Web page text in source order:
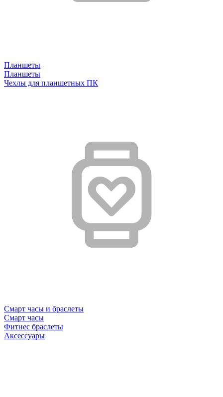
Планшеты
Планшеты
Чехлы для планшетных ПК
Смарт часы и браслеты
Смарт часы
Фитнес браслеты
Аксессуары